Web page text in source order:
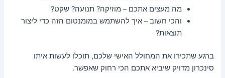
מה מעצים אתכם – מוזיקה? תנועה? שקט?
והכי חשוב – איך להשתמש במומנטום הזה כדי ליצור
תוצאות?
ברגע שתכירו את המחולל האישי שלכם, תוכלו לעשות איתו
סינכרון מדויק שיביא אתכם הכי רחוק שאפשר.